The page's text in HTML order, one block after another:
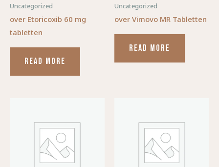
Uncategorized
over Etoricoxib 60 mg
tabletten
READ MORE
Uncategorized
over Vimovo MR Tabletten
READ MORE